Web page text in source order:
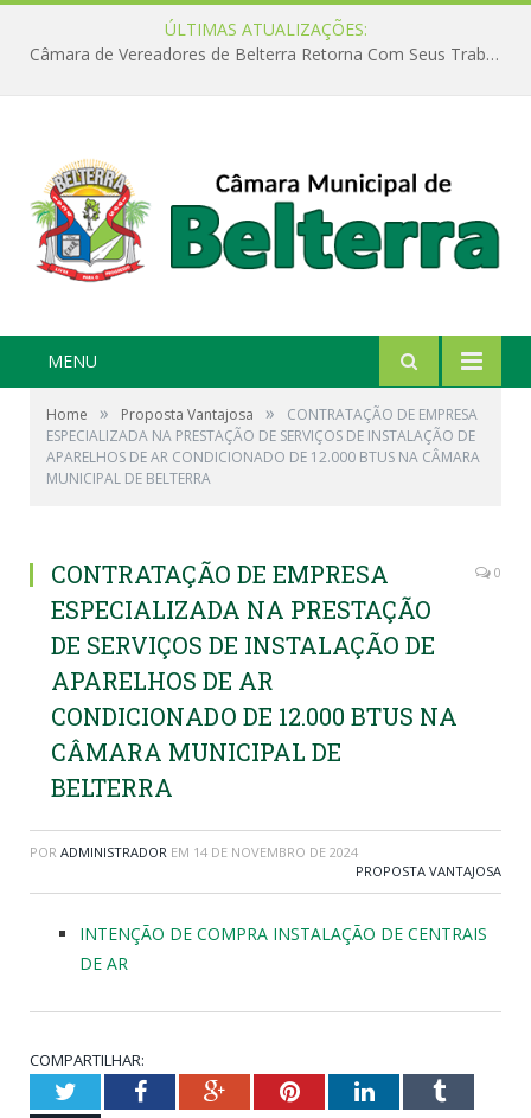
ÚLTIMAS ATUALIZAÇÕES:
Câmara de Vereadores de Belterra Retorna Com Seus Trabalhos Legislativos
MENU
Home » Proposta Vantajosa »
CONTRATAÇÃO DE EMPRESA
ESPECIALIZADA NA PRESTAÇÃO DE SERVIÇOS DE INSTALAÇÃO DE
APARELHOS DE AR CONDICIONADO DE 12.000 BTUS NA CÂMARA
MUNICIPAL DE BELTERRA
CONTRATAÇÃO DE EMPRESA
ESPECIALIZADA NA PRESTAÇÃO
DE SERVIÇOS DE INSTALAÇÃO DE
APARELHOS DE AR
CONDICIONADO DE 12.000 BTUS NA
CÂMARA MUNICIPAL DE
BELTERRA
0
POR ADMINISTRADOR EM 14 DE NOVEMBRO DE 2024
PROPOSTA VANTAJOSA
INTENÇÃO DE COMPRA INSTALAÇÃO DE CENTRAIS
DE AR
COMPARTILHAR:
TwitterFacebookGoogle+PinterestLinkedInTumblr